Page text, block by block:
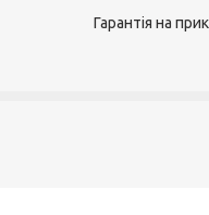
Гарантія на